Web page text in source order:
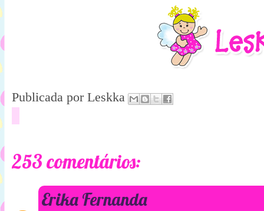
Publicada por Leskka
253 comentários:
Erika Fernanda